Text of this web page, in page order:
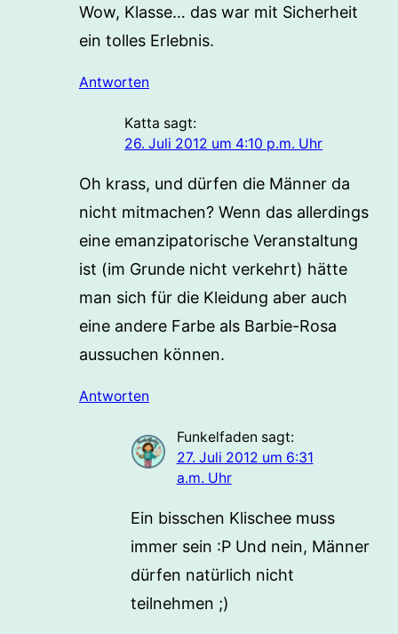
Wow, Klasse… das war mit Sicherheit
ein tolles Erlebnis.
Antworten
Katta sagt:
26. Juli 2012 um 4:10 p.m. Uhr
Oh krass, und dürfen die Männer da
nicht mitmachen? Wenn das allerdings
eine emanzipatorische Veranstaltung
ist (im Grunde nicht verkehrt) hätte
man sich für die Kleidung aber auch
eine andere Farbe als Barbie-Rosa
aussuchen können.
Antworten
Funkelfaden sagt:
27. Juli 2012 um 6:31
a.m. Uhr
Ein bisschen Klischee muss
immer sein :P Und nein, Männer
dürfen natürlich nicht
teilnehmen ;)